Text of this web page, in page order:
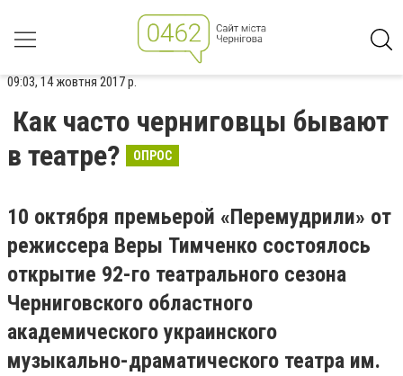
09:03, 14 жовтня 2017 р.
Как часто черниговцы бывают
в театре?
ОПРОС
10 октября премьерой «Перемудрили» от
режиссера Веры Тимченко состоялось
открытие 92-го театрального сезона
Черниговского областного
академического украинского
музыкально-драматического театра им.